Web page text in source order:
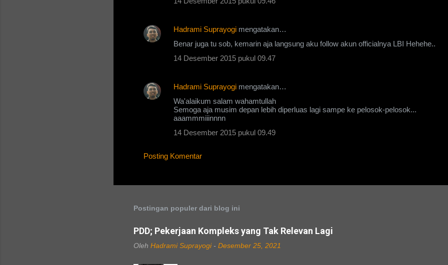
Hadrami Suprayogi mengatakan…
Benar juga tu sob, kemarin aja langsung aku follow akun officialnya LBI Hehehe..
14 Desember 2015 pukul 09.47
Hadrami Suprayogi mengatakan…
Wa'alaikum salam wahamtullah
Semoga aja musim depan lebih diperluas lagi sampe ke pelosok-pelosok...
aaammmiiinnnn
14 Desember 2015 pukul 09.49
Posting Komentar
Postingan populer dari blog ini
PDD; Pekerjaan Kompleks yang Tak Relevan Lagi
Oleh Hadrami Suprayogi - Desember 25, 2021